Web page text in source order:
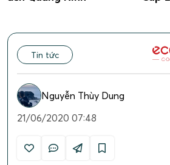
Tin tức
Nguyễn Thùy Dung
21/06/2020 07:48